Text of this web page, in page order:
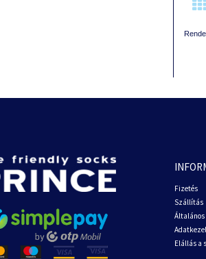
Fizetés
Szállítás
Elállás a